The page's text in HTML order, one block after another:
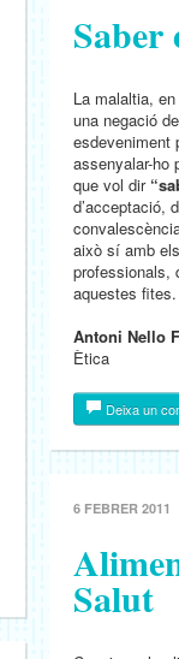
Saber
La malaltia,
una negació
esdeveniment
assenyalar-ho
que vol dir
d’acceptació,
això sí amb
professionals,
aquestes fites.
Antoni Nello
Ètica
Deixa un
6 FEBRER 2011
Salut